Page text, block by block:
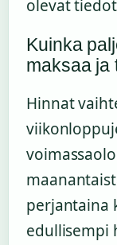
olevat
Kuinka
maksaa ja
Hinnat
perjantaina
edullisempi